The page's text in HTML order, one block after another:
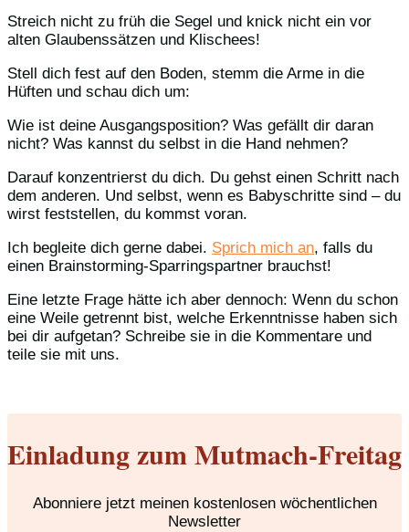
Streich nicht zu früh die Segel und knick nicht ein vor
alten Glaubenssätzen und Klischees!
Stell dich fest auf den Boden, stemm die Arme in die
Hüften und schau dich um:
Wie ist deine Ausgangsposition? Was gefällt dir daran
nicht? Was kannst du selbst in die Hand nehmen?
Darauf konzentrierst du dich. Du gehst einen Schritt nach
dem anderen. Und selbst, wenn es Babyschritte sind – du
wirst feststellen, du kommst voran.
Ich begleite dich gerne dabei. Sprich mich an, falls du
einen Brainstorming-Sparringspartner brauchst!
Eine letzte Frage hätte ich aber dennoch: Wenn du schon
eine Weile getrennt bist, welche Erkenntnisse haben sich
bei dir aufgetan? Schreibe sie in die Kommentare und
teile sie mit uns.
Einladung zum Mutmach-Freitag
Abonniere jetzt meinen kostenlosen wöchentlichen
Newsletter